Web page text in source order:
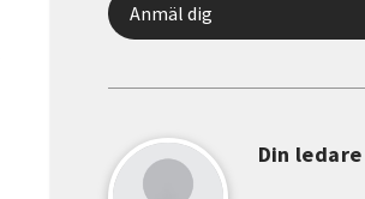
Anmäl dig
Din ledare